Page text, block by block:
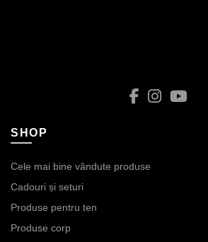
SHOP
Cele mai bine vândute produse
Cadouri și seturi
Produse pentru ten
Produse corp